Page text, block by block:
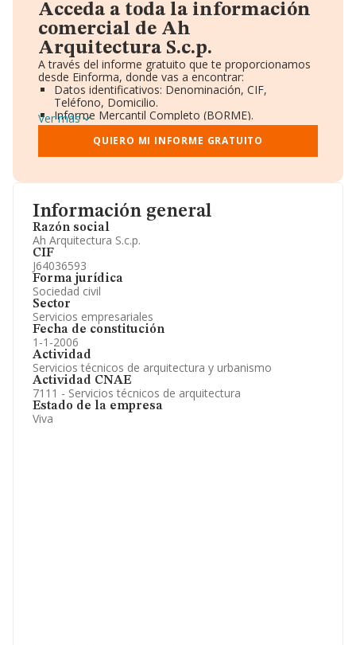
Información general
Razón social
Ah Arquitectura S.c.p.
CIF
J64036593
Forma jurídica
Sociedad civil
Sector
Servicios empresariales
Fecha de constitución
1-1-2006
Actividad
Servicios técnicos de arquitectura y urbanismo
Actividad CNAE
7111 - Servicios técnicos de arquitectura
Estado de la empresa
Viva
Acceda a toda la información
comercial de Ah
Arquitectura S.c.p.
A través del informe gratuito que te proporcionamos
desde Einforma, donde vas a encontrar:
Datos identificativos: Denominación, CIF,
Teléfono, Domicilio.
Informe Mercantil Completo (BORME).
Gráficos de Evolución Ventas y Empleados.
Consejo de Administración y Administradores.
Directivos y Ejecutivos.
Información oficial y registral complementaria.
Ver más
QUIERO MI INFORME GRATUITO